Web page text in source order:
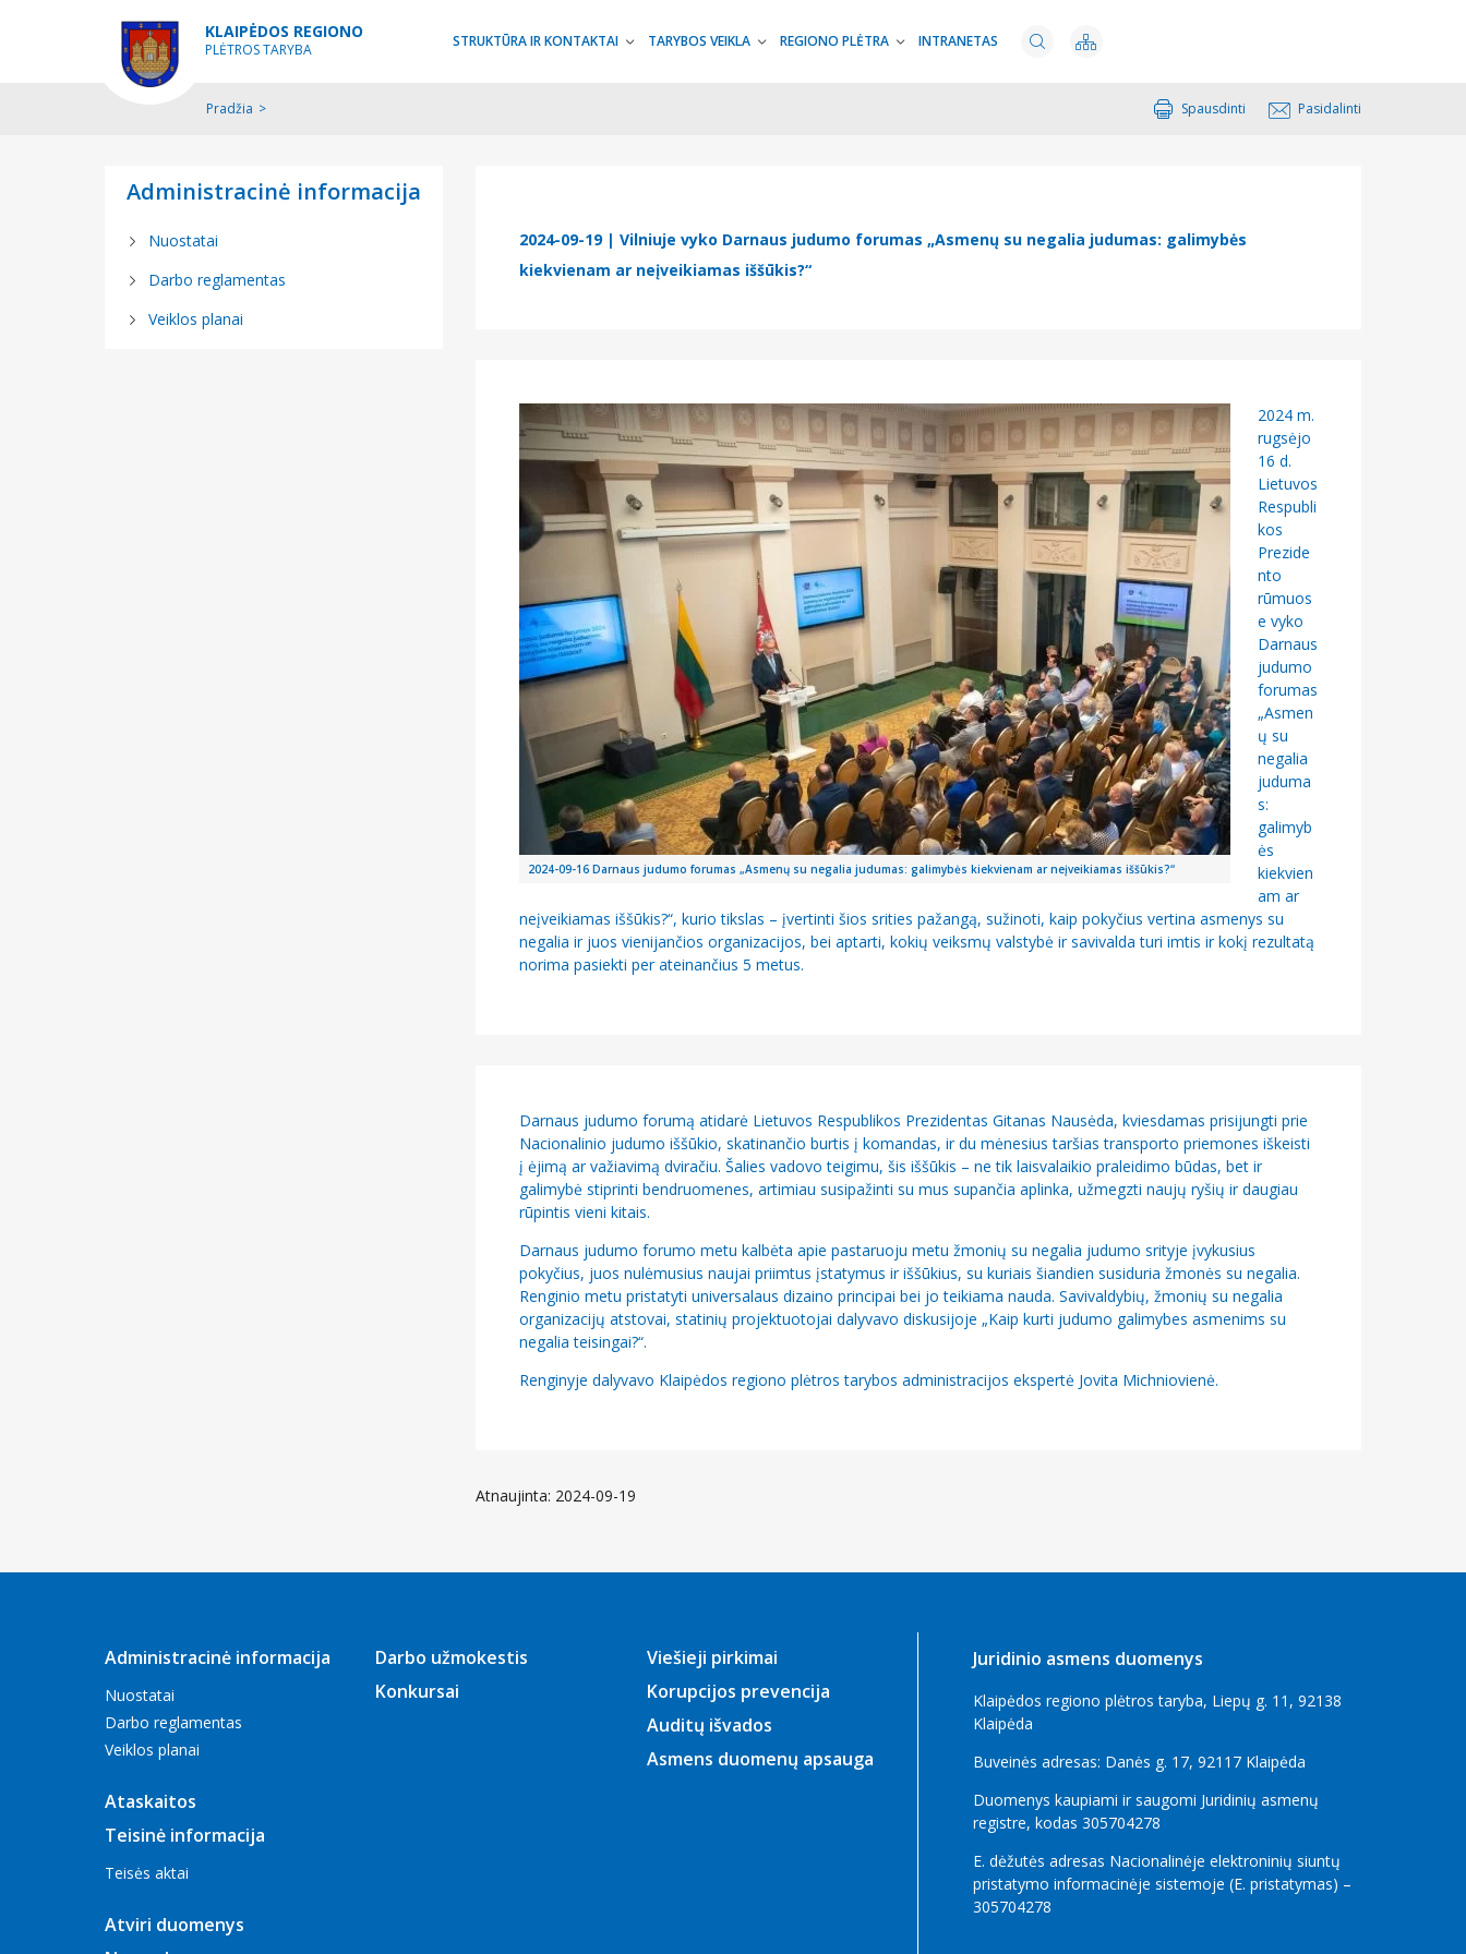
KLAIPĖDOS REGIONO
PLĖTROS TARYBA STRUKTŪRA IR KONTAKTAI TARYBOS VEIKLA REGIONO PLĖTRA INTRANETAS
Pradžia > Spausdinti Pasidalinti
Administracinė informacija
Nuostatai
Darbo reglamentas
Veiklos planai
2024-09-19 | Vilniuje vyko Darnaus judumo forumas „Asmenų su negalia judumas: galimybės
kiekvienam ar neįveikiamas iššūkis?“
2024-09-16 Darnaus judumo forumas „Asmenų su negalia judumas: galimybės kiekvienam ar neįveikiamas iššūkis?“
2024 m.
rugsėjo
16 d.
Lietuvos
Respubli
kos
Prezide
nto
rūmuos
e vyko
Darnaus
judumo
forumas
„Asmen
ų su
negalia
juduma
s:
galimyb
ės
kiekvien
am ar
neįveikiamas iššūkis?“, kurio tikslas – įvertinti šios srities pažangą, sužinoti, kaip pokyčius vertina asmenys su
negalia ir juos vienijančios organizacijos, bei aptarti, kokių veiksmų valstybė ir savivalda turi imtis ir kokį rezultatą
norima pasiekti per ateinančius 5 metus.
Darnaus judumo forumą atidarė Lietuvos Respublikos Prezidentas Gitanas Nausėda, kviesdamas prisijungti prie
Nacionalinio judumo iššūkio, skatinančio burtis į komandas, ir du mėnesius taršias transporto priemones iškeisti
į ėjimą ar važiavimą dviračiu. Šalies vadovo teigimu, šis iššūkis – ne tik laisvalaikio praleidimo būdas, bet ir
galimybė stiprinti bendruomenes, artimiau susipažinti su mus supančia aplinka, užmegzti naujų ryšių ir daugiau
rūpintis vieni kitais.
Darnaus judumo forumo metu kalbėta apie pastaruoju metu žmonių su negalia judumo srityje įvykusius
pokyčius, juos nulėmusius naujai priimtus įstatymus ir iššūkius, su kuriais šiandien susiduria žmonės su negalia.
Renginio metu pristatyti universalaus dizaino principai bei jo teikiama nauda. Savivaldybių, žmonių su negalia
organizacijų atstovai, statinių projektuotojai dalyvavo diskusijoje „Kaip kurti judumo galimybes asmenims su
negalia teisingai?“.
Renginyje dalyvavo Klaipėdos regiono plėtros tarybos administracijos ekspertė Jovita Michniovienė.
Atnaujinta: 2024-09-19
Administracinė informacija
Nuostatai
Darbo reglamentas
Veiklos planai
Ataskaitos
Teisinė informacija
Teisės aktai
Atviri duomenys
Darbo užmokestis
Konkursai
Viešieji pirkimai
Korupcijos prevencija
Auditų išvados
Asmens duomenų apsauga
Juridinio asmens duomenys
Klaipėdos regiono plėtros taryba, Liepų g. 11, 92138
Klaipėda
Buveinės adresas: Danės g. 17, 92117 Klaipėda
Duomenys kaupiami ir saugomi Juridinių asmenų
registre, kodas 305704278
E. dėžutės adresas Nacionalinėje elektroninių siuntų
pristatymo informacinėje sistemoje (E. pristatymas) –
305704278